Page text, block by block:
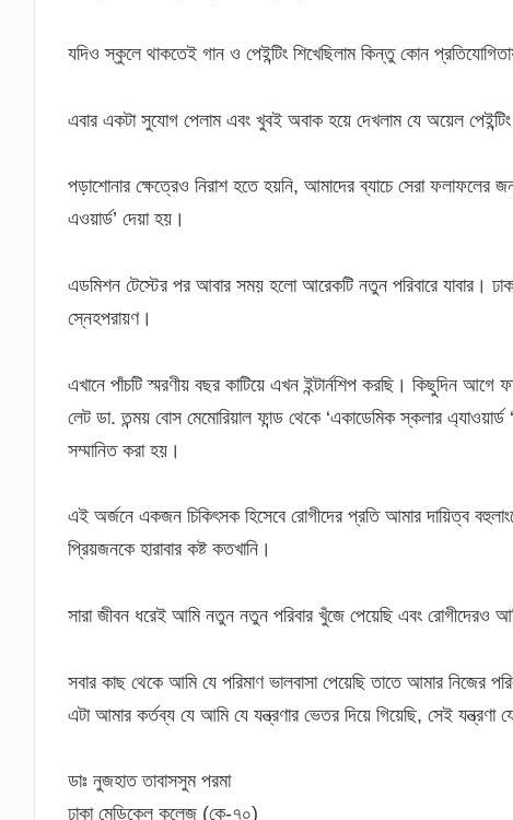
যদিও স্কুলে থাকতেই গান ও পেইন্টিং শিখেছিলাম কিন্তু কোন
এবার একটা সুযোগ পেলাম এবং খুবই অবাক হয়ে দেখলাম যে অয়েল
পড়াশোনার ক্ষেত্রেও নিরাশ হতে হয়নি, আমাদের ব্যাচে সেরা
এওয়ার্ড’ দেয়া হয়।
এডমিশন টেস্টের পর আবার সময় হলো আরেকটি নতুন পরিবারে যাবার।
স্নেহপরায়ণ।
এখানে পাঁচটি স্মরণীয় বছর কাটিয়ে এখন ইন্টার্নশিপ করছি। কিছুদিন আগে
লেট ডা. তন্ময় বোস মেমোরিয়াল ফান্ড থেকে ‘একাডেমিক স্কলার
সম্মানিত করা হয়।
এই অর্জনে একজন চিকিৎসক হিসেবে রোগীদের প্রতি আমার দায়িত্ব
প্রিয়জনকে হারাবার কষ্ট কতখানি।
সারা জীবন ধরেই আমি নতুন নতুন পরিবার খুঁজে পেয়েছি এবং রোগীদেরও
সবার কাছ থেকে আমি যে পরিমাণ ভালবাসা পেয়েছি তাতে আমার নিজের
এটা আমার কর্তব্য যে আমি যে যন্ত্রণার ভেতর দিয়ে গিয়েছি, সেই
ডাঃ নুজহাত তাবাসসুম পরমা
ঢাকা মেডিকেল কলেজ (কে-৭০)